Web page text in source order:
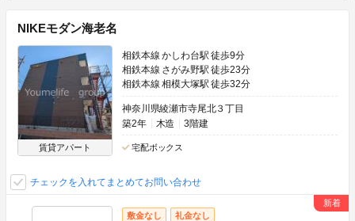
NIKEモダン海老名
賃貸アパート
相鉄本線 かしわ台駅 徒歩9分
相鉄本線 さがみ野駅 徒歩23分
相鉄本線 相模大塚駅 徒歩32分
神奈川県綾瀬市寺尾北３丁目
築2年
木造 3階建
宅配ボックス
チェックを入れてまとめてお問い合わせ
敷金なし 礼金なし